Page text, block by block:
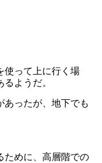
使って上に行く場
ようだ。
あったが、地下でも
ために、高層階での